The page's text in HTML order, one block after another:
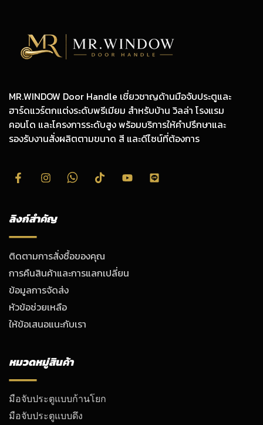
MR.WINDOW Door Handle เชี่ยวชาญด้านมือจับประตูและ
ฮาร์ดแวร์ตกแต่งระดับพรีเมียม สำหรับบ้าน วิลล่า โรงแรม
คอนโด และโครงการระดับสูง พร้อมบริการให้คำปรึกษาและ
รองรับงานสั่งผลิตตามขนาด สี และดีไซน์ที่ต้องการ
ลิงก์สำคัญ
ติดตามการสั่งซื้อของคุณ
การคืนสินค้าและการแลกเปลี่ยน
ข้อมูลการจัดส่ง
หัวข้อช่วยเหลือ
ให้ข้อเสนอแนะกับเรา
หมวดหมู่สินค้า
มือจับประตูแบบก้านโยก
มือจับประตูแบบดึง